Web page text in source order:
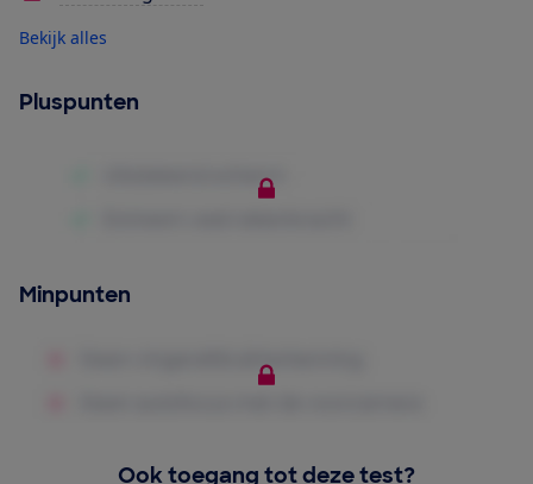
Bekijk alles
Pluspunten
Minpunten
Ook toegang tot deze test?